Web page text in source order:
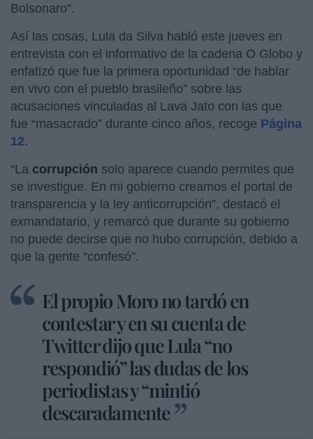
Bolsonaro”.
Así las cosas, Lula da Silva habló este jueves en
entrevista con el informativo de la cadena O Globo y
enfatizó que fue la primera oportunidad “de hablar
en vivo con el pueblo brasileño” sobre las
acusaciones vinculadas al Lava Jato con las que
fue “masacrado” durante cinco años, recoge Página
12.
“La corrupción solo aparece cuando permites que
se investigue. En mi gobierno creamos el portal de
transparencia y la ley anticorrupción”, destacó el
exmandatario, y remarcó que durante su gobierno
no puede decirse que no hubo corrupción, debido a
que la gente “confesó”.
El propio Moro no tardó en
contestar y en su cuenta de
Twitter dijo que Lula “no
respondió” las dudas de los
periodistas y “mintió
descaradamente